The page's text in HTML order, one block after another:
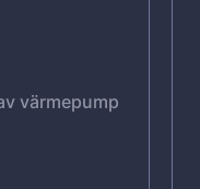
värmepump